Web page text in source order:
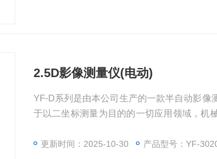
2.5D影像测量仪(电动)
YF-D系列是由本公司生产的一款半自动影像
于以二坐标测量为目的的一切应用领域，机
更新时间：2025-10-30 产品型号：YF-